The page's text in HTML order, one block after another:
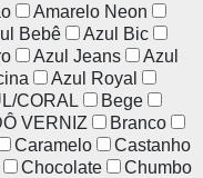
Amarelo Neon
Bebê
Azul Bic
Azul Jeans
Azul
Azul Royal
CORAL
Bege
VERNIZ
Branco
Caramelo
Castanho
Chocolate
Chumbo